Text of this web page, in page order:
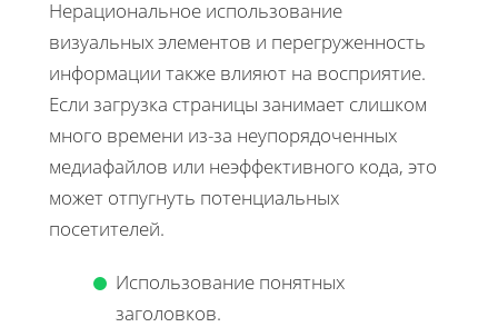
Нерациональное использование
визуальных элементов и перегруженность
информации также влияют на восприятие.
Если загрузка страницы занимает слишком
много времени из-за неупорядоченных
медиафайлов или неэффективного кода, это
может отпугнуть потенциальных
посетителей.
Использование понятных
заголовков.